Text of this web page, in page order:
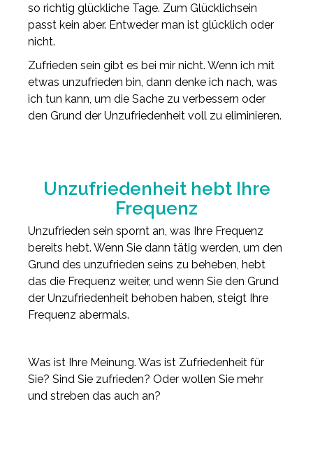
so richtig glückliche Tage. Zum Glücklichsein
passt kein aber. Entweder man ist glücklich oder
nicht.
Zufrieden sein gibt es bei mir nicht. Wenn ich mit
etwas unzufrieden bin, dann denke ich nach, was
ich tun kann, um die Sache zu verbessern oder
den Grund der Unzufriedenheit voll zu eliminieren.
Unzufriedenheit hebt Ihre
Frequenz
Unzufrieden sein spornt an, was Ihre Frequenz
bereits hebt. Wenn Sie dann tätig werden, um den
Grund des unzufrieden seins zu beheben, hebt
das die Frequenz weiter, und wenn Sie den Grund
der Unzufriedenheit behoben haben, steigt Ihre
Frequenz abermals.
Was ist Ihre Meinung. Was ist Zufriedenheit für
Sie? Sind Sie zufrieden? Oder wollen Sie mehr
und streben das auch an?